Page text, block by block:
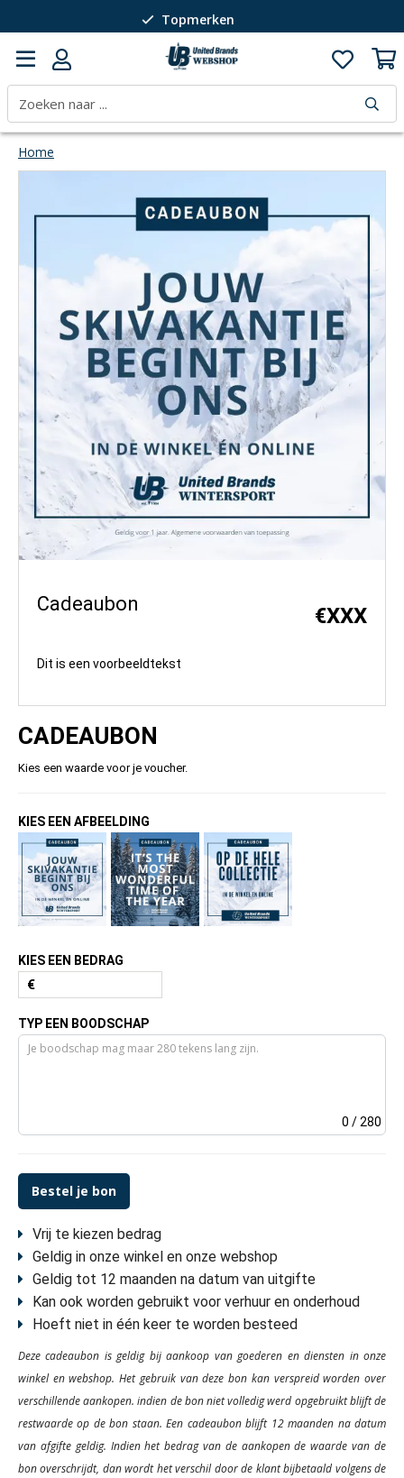
Topmerken
Passie voor wintersport
40 jaar expertise
Home
Cadeaubon €XXX
Dit is een voorbeeldtekst
CADEAUBON
Kies een waarde voor je voucher.
KIES EEN AFBEELDING
KIES EEN BEDRAG
€
TYP EEN BOODSCHAP
0 / 280
Bestel je bon
Vrij te kiezen bedrag
Geldig in onze winkel en onze webshop
Geldig tot 12 maanden na datum van uitgifte
Kan ook worden gebruikt voor verhuur en onderhoud
Hoeft niet in één keer te worden besteed
Deze cadeaubon is geldig bij aankoop van goederen en diensten in onze
winkel en webshop. Het gebruik van deze bon kan verspreid worden over
verschillende aankopen. indien de bon niet volledig werd opgebruikt blijft de
restwaarde op de bon staan. Een cadeaubon blijft 12 maanden na datum
van afgifte geldig. Indien het bedrag van de aankopen de waarde van de
bon overschrijdt, dan wordt het verschil door de klant bijbetaald volgens de